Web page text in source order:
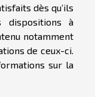
dès qu’ils
dispositions à
notamment
de ceux-ci.
sur la